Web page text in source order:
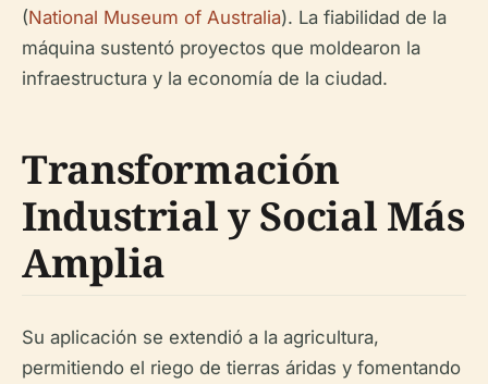
(National Museum of Australia). La fiabilidad de la
máquina sustentó proyectos que moldearon la
infraestructura y la economía de la ciudad.
Transformación
Industrial y Social Más
Amplia
Su aplicación se extendió a la agricultura,
permitiendo el riego de tierras áridas y fomentando